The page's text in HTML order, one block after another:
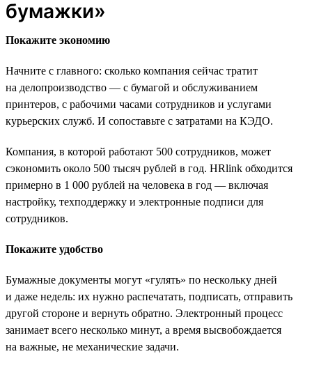
бумажки»
Покажите экономию
Начните с главного: сколько компания сейчас тратит
на делопроизводство — с бумагой и обслуживанием
принтеров, с рабочими часами сотрудников и услугами
курьерских служб. И сопоставьте с затратами на КЭДО.
Компания, в которой работают 500 сотрудников, может
сэкономить около 500 тысяч рублей в год. HRlink обходится
примерно в 1 000 рублей на человека в год — включая
настройку, техподдержку и электронные подписи для
сотрудников.
Покажите удобство
Бумажные документы могут «гулять» по нескольку дней
и даже недель: их нужно распечатать, подписать, отправить
другой стороне и вернуть обратно. Электронный процесс
занимает всего несколько минут, а время высвобождается
на важные, не механические задачи.